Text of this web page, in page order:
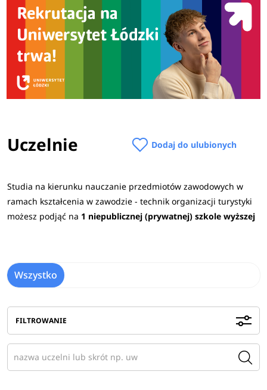
Uczelnie Dodaj do ulubionych
Studia na kierunku nauczanie przedmiotów zawodowych w
ramach kształcenia w zawodzie - technik organizacji turystyki
możesz podjąć na 1 niepublicznej (prywatnej) szkole wyższej
Wszystko
FILTROWANIE